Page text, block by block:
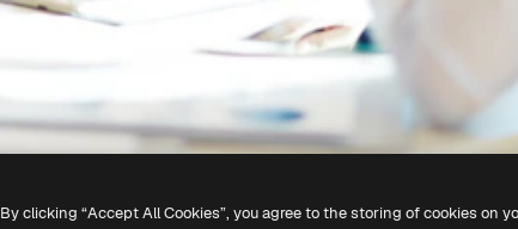
By clicking “Accept All Cookies”, you agree to the storing of cookies on